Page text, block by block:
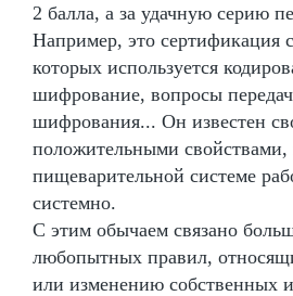
2 балла, а за удачную серию
Например, это сертификация
которых используется
шифрование, вопросы
шифрования... Он известен
положительными
пищеварительной системе
системно.
С этим обычаем связано
любопытных правил,
или изменению